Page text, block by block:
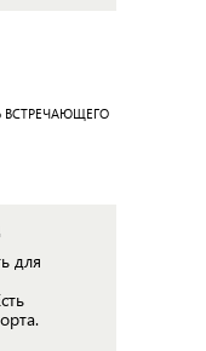
ВСТРЕЧАЮЩЕГО
для